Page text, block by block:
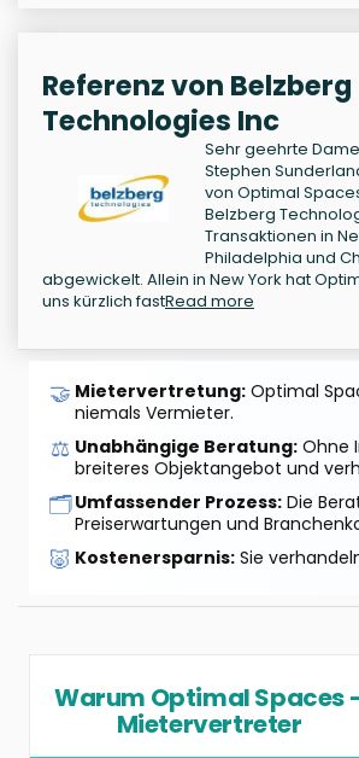
Referenz von Belzberg
Technologies Inc
Sehr geehrte
Stephen
von Optimal
Belzberg
Transaktionen in
Philadelphia und
abgewickelt. Allein in New York hat
uns kürzlich fastRead more
🤝 Mietervertretung: Optimal
niemals Vermieter.
⚖️ Unabhängige Beratung: Ohne
breiteres Objektangebot und
🗂️Umfassender Prozess: Die
Preiserwartungen und
🐷 Kostenersparnis: Sie
Warum Optimal Spaces
Mietervertreter